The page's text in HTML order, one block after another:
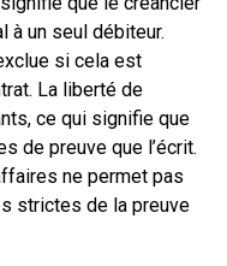
à un seul débiteur.
si cela est
La liberté de
ce qui signifie que
de preuve que l’écrit.
ne permet pas
strictes de la preuve